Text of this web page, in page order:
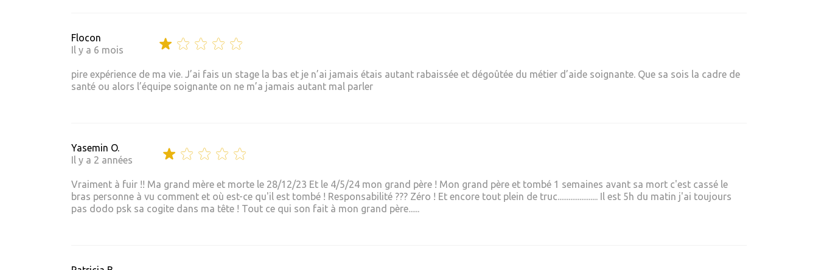
Flocon
Il y a 6 mois
pire expérience de ma vie. J’ai fais un stage la bas et je n’ai jamais étais autant rabaissée et dégoûtée du métier d’aide soignante. Que sa sois la cadre de
santé ou alors l’équipe soignante on ne m’a jamais autant mal parler
Yasemin O.
Il y a 2 années
Vraiment à fuir !! Ma grand mère et morte le 28/12/23 Et le 4/5/24 mon grand père ! Mon grand père et tombé 1 semaines avant sa mort c'est cassé le
bras personne à vu comment et où est-ce qu'il est tombé ! Responsabilité ??? Zéro ! Et encore tout plein de truc...................... Il est 5h du matin j'ai toujours
pas dodo psk sa cogite dans ma tête ! Tout ce qui son fait à mon grand père......